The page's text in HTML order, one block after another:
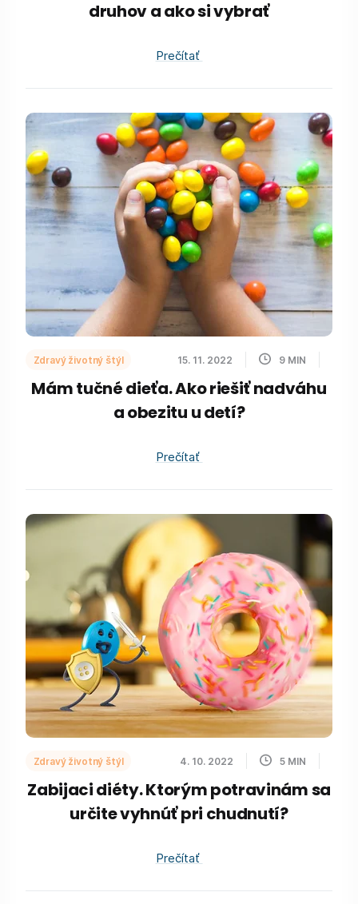
druhov a ako si vybrať
Prečítať
Zdravý životný štýl 15. 11. 2022 9 MIN
Mám tučné dieťa. Ako riešiť nadváhu
a obezitu u detí?
Prečítať
Zdravý životný štýl 4. 10. 2022 5 MIN
Zabijaci diéty. Ktorým potravinám sa
určite vyhnúť pri chudnutí?
Prečítať